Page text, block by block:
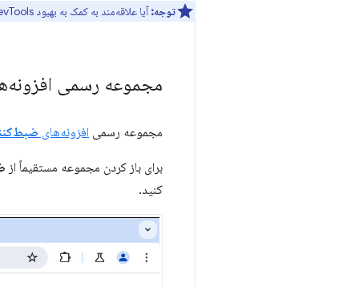
توجه:آیا علاقه‌مند به کمک به بهبود DevTools هستید؟ برای شرکت در
مجموعه رسمی
مجموعه رسمی افزونه‌های
برای باز کردن مجموعه مستقیماً از
کنید.